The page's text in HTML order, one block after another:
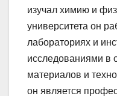
изучал химию и
университета он
лабораториях и
исследованиями в
материалов и
он является